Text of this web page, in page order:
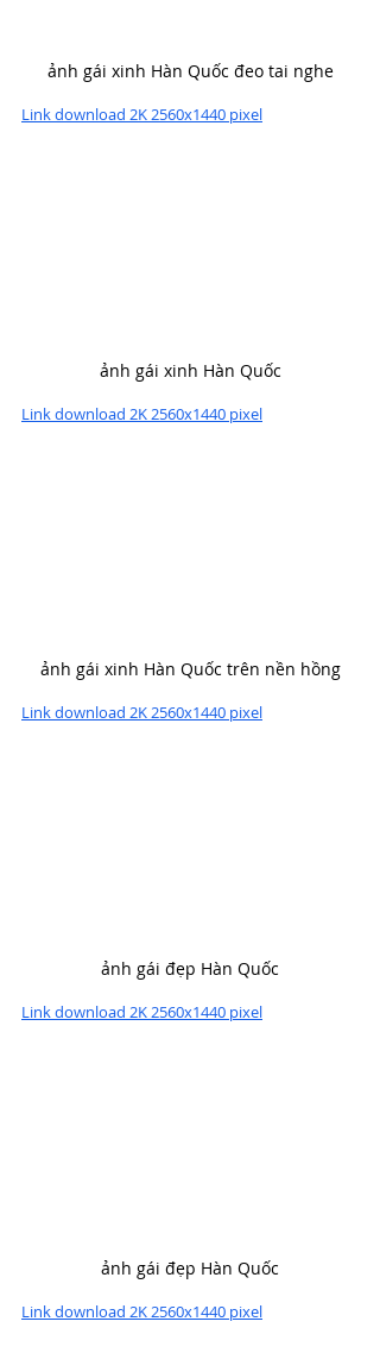
ảnh gái xinh Hàn Quốc đeo tai nghe
Link download 2K 2560x1440 pixel
ảnh gái xinh Hàn Quốc
Link download 2K 2560x1440 pixel
ảnh gái xinh Hàn Quốc trên nền hồng
Link download 2K 2560x1440 pixel
ảnh gái đẹp Hàn Quốc
Link download 2K 2560x1440 pixel
ảnh gái đẹp Hàn Quốc
Link download 2K 2560x1440 pixel